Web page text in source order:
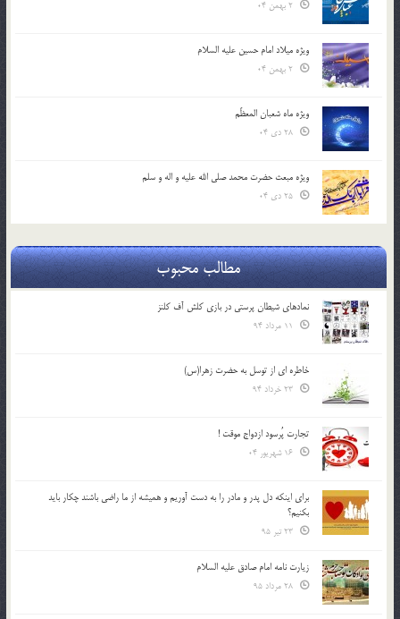
ویژه میلاد امام حسین علیه السلام
ویژه ماه شعبان المعظّم
ویژه مبعث حضرت محمد صلی الله علیه و اله و سلم
مطالب محبوب
نمادهای شیطان پرستی در بازی کلش آف کلنز
خاطره ای از توسل به حضرت زهرا(س)
تجارت پُرسود ازدواج موقت !
براي اينكه دل پدر و مادر را به دست آوريم و هميشه از ما راضي باشند چكار بايد
بكنيم؟
زیارت نامه امام صادق علیه السلام